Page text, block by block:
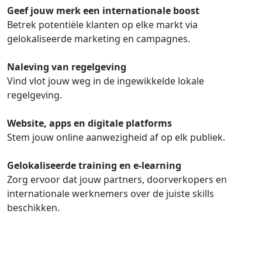
Geef jouw merk een internationale boost
Betrek potentiële klanten op elke markt via
gelokaliseerde marketing en campagnes.
Naleving van regelgeving
Vind vlot jouw weg in de ingewikkelde lokale
regelgeving.
Website, apps en digitale platforms
Stem jouw online aanwezigheid af op elk publiek.
Gelokaliseerde training en e-learning
Zorg ervoor dat jouw partners, doorverkopers en
internationale werknemers over de juiste skills
beschikken.